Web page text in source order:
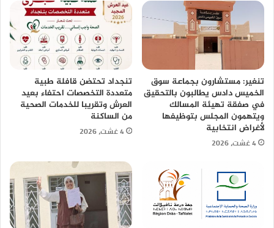
تنغير: مستشارون بجماعة سوق
الخميس دادس يطالبون بالتحقيق
في صفقة تهيئة المسالك
ويتهمون المجلس بتوظيفها
لأغراض انتخابية
4 غشت، 2026
تنجداد تحتضن قافلة طبية
متعددة التخصصات احتفاء بعيد
العرش وتقريبا للخدمات الصحية
من الساكنة
4 غشت، 2026